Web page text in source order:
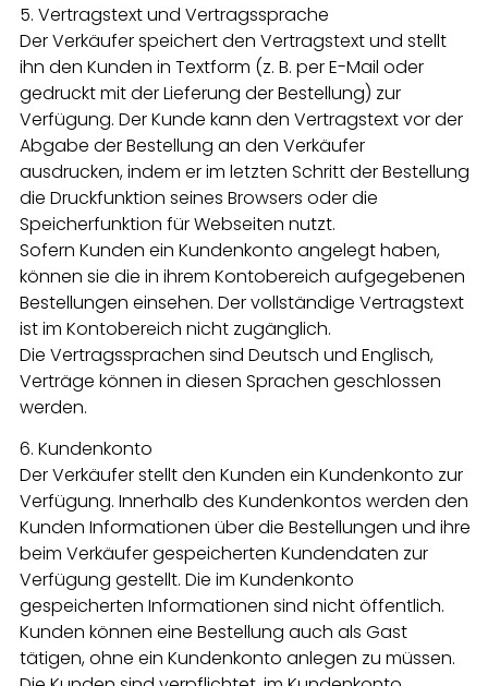
5. Vertragstext und Vertragssprache
Der Verkäufer speichert den Vertragstext und stellt
ihn den Kunden in Textform (z. B. per E-Mail oder
gedruckt mit der Lieferung der Bestellung) zur
Verfügung. Der Kunde kann den Vertragstext vor der
Abgabe der Bestellung an den Verkäufer
ausdrucken, indem er im letzten Schritt der Bestellung
die Druckfunktion seines Browsers oder die
Speicherfunktion für Webseiten nutzt.
Sofern Kunden ein Kundenkonto angelegt haben,
können sie die in ihrem Kontobereich aufgegebenen
Bestellungen einsehen. Der vollständige Vertragstext
ist im Kontobereich nicht zugänglich.
Die Vertragssprachen sind Deutsch und Englisch,
Verträge können in diesen Sprachen geschlossen
werden.
6. Kundenkonto
Der Verkäufer stellt den Kunden ein Kundenkonto zur
Verfügung. Innerhalb des Kundenkontos werden den
Kunden Informationen über die Bestellungen und ihre
beim Verkäufer gespeicherten Kundendaten zur
Verfügung gestellt. Die im Kundenkonto
gespeicherten Informationen sind nicht öffentlich.
Kunden können eine Bestellung auch als Gast
tätigen, ohne ein Kundenkonto anlegen zu müssen.